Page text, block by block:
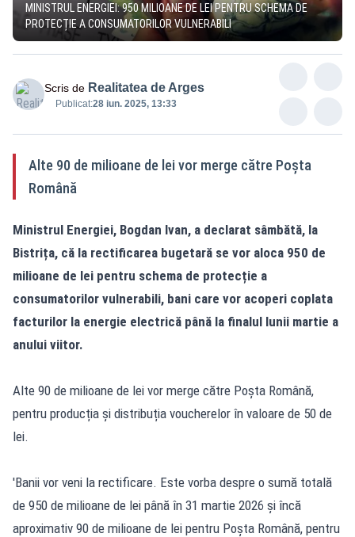
MINISTRUL ENERGIEI: 950 MILIOANE DE LEI PENTRU SCHEMA DE
PROTECȚIE A CONSUMATORILOR VULNERABILI
Scris de Realitatea de Arges
Publicat:28 iun. 2025, 13:33
Alte 90 de milioane de lei vor merge către Poșta
Română
Ministrul Energiei, Bogdan Ivan, a declarat sâmbătă, la
Bistrița, că la rectificarea bugetară se vor aloca 950 de
milioane de lei pentru schema de protecție a
consumatorilor vulnerabili, bani care vor acoperi coplata
facturilor la energie electrică până la finalul lunii martie a
anului viitor.
Alte 90 de milioane de lei vor merge către Poșta Română,
pentru producția și distribuția voucherelor în valoare de 50 de
lei.
'Banii vor veni la rectificare. Este vorba despre o sumă totală
de 950 de milioane de lei până în 31 martie 2026 și încă
aproximativ 90 de milioane de lei pentru Poșta Română, pentru